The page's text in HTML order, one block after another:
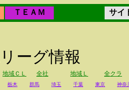
ＴＥＡＭ
サイ
ーグ情報
地域ＣＬ 全社 地域Ｌ 全クラ
栃木 群馬 埼玉 千葉 東京 神奈